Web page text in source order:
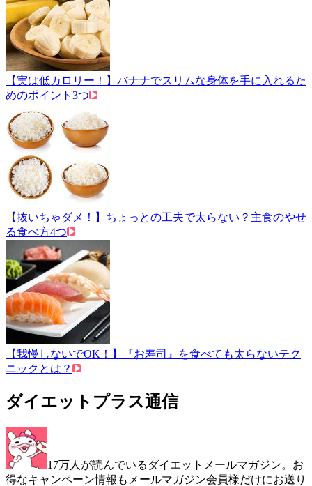
【実は低カロリー！】バナナでスリムな身体を手に入れるた
めのポイント3つ
【抜いちゃダメ！】ちょっとの工夫で太らない？主食のやせ
る食べ方4つ
【我慢しないでOK！】『お寿司』を食べても太らないテク
ニックとは？
ダイエットプラス通信
17万人が読んでいるダイエットメールマガジン。お
得なキャンペーン情報もメールマガジン会員様だけにお送り